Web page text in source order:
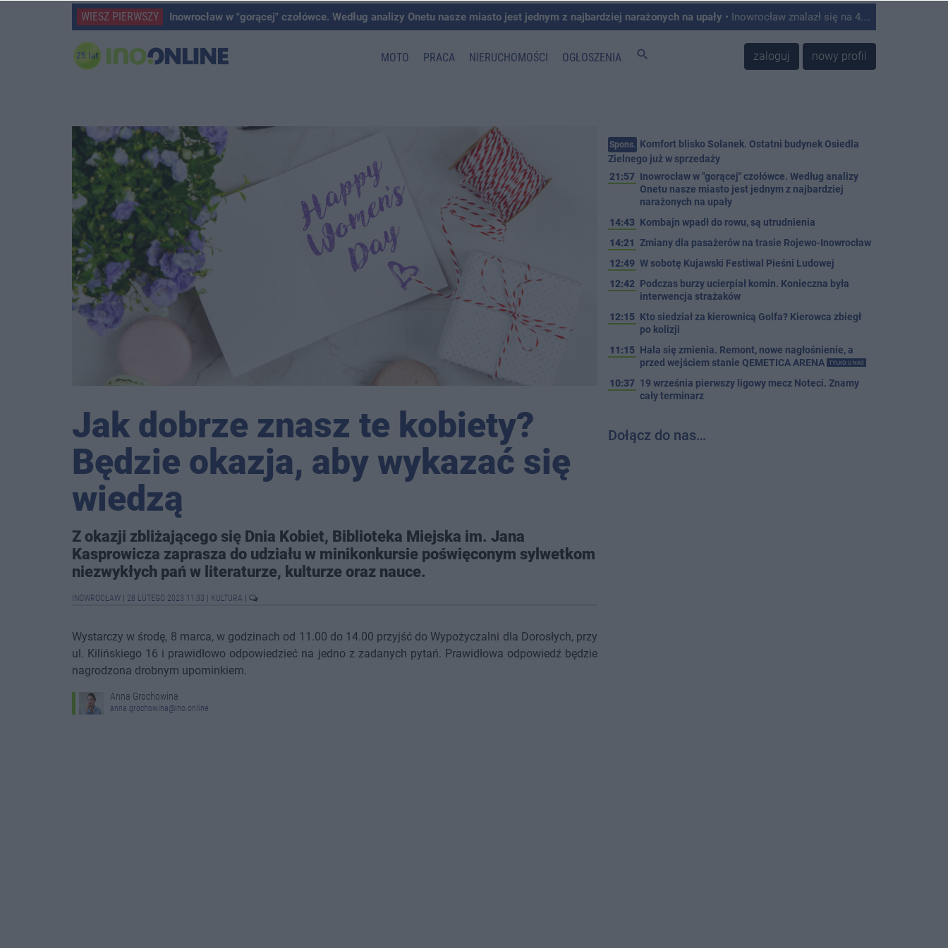
WIESZ PIERWSZY Inowrocław w "gorącej" czołówce. Według analizy Onetu nasze miasto jest jednym z najbardziej narażonych na upały • Inowrocław znalazł się na 4. miejscu w Polsce w rankingu miast najbardziej podatnych na skutki upałów. Tak wynika z analizy przygotowanej przez Onet, który opracował autorski Indeks Podatności na Upały na podstawie danych satelitarnych, informacji o zabudowie, ilości zieleni oraz struktury mieszkańców.
MOTO PRACA NIERUCHOMOŚCI OGŁOSZENIA search zaloguj nowy profil
Jak dobrze znasz te kobiety?
Będzie okazja, aby wykazać się
wiedzą
Z okazji zbliżającego się Dnia Kobiet, Biblioteka Miejska im. Jana
Kasprowicza zaprasza do udziału w minikonkursie poświęconym sylwetkom
niezwykłych pań w literaturze, kulturze oraz nauce.
INOWROCŁAW 28 LUTEGO 2023 11:33 KULTURA
Wystarczy w środę, 8 marca, w godzinach od 11.00 do 14.00 przyjść do Wypożyczalni dla Dorosłych, przy
ul. Kilińskiego 16 i prawidłowo odpowiedzieć na jedno z zadanych pytań. Prawidłowa odpowiedź będzie
nagrodzona drobnym upominkiem.
Anna Grochowina
anna.grochowina@ino.online
Spons. Komfort blisko Solanek. Ostatni budynek Osiedla
Zielnego już w sprzedaży
21:57 Inowrocław w "gorącej" czołówce. Według analizy
Onetu nasze miasto jest jednym z najbardziej
narażonych na upały
14:43 Kombajn wpadł do rowu, są utrudnienia
14:21 Zmiany dla pasażerów na trasie Rojewo-Inowrocław
12:49 W sobotę Kujawski Festiwal Pieśni Ludowej
12:42 Podczas burzy ucierpiał komin. Konieczna była
interwencja strażaków
12:15 Kto siedział za kierownicą Golfa? Kierowca zbiegł
po kolizji
11:15 Hala się zmienia. Remont, nowe nagłośnienie, a
przed wejściem stanie QEMETICA ARENA
TYLKO U NAS
10:37 19 września pierwszy ligowy mecz Noteci. Znamy
cały terminarz
Dołącz do nas…